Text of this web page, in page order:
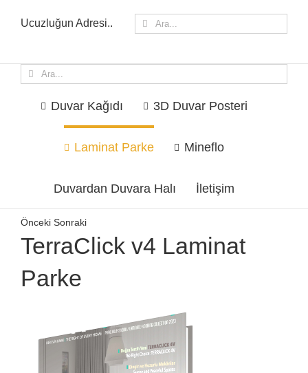
Ucuzluğun Adresi.. Ara:
Ara:
Duvar Kağıdı 3D Duvar Posteri
Laminat Parke Mineflo
Duvardan Duvara Halı İletişim
Önceki Sonraki
TerraClick v4 Laminat
Parke